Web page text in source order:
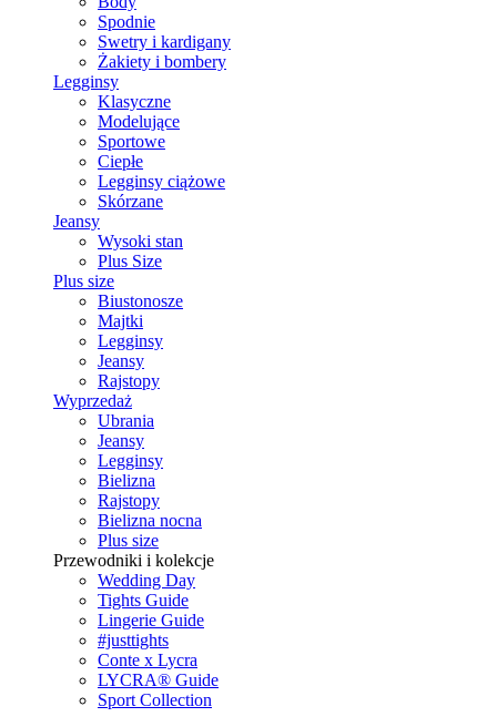
Spodnie
Swetry i kardigany
Żakiety i bombery
Legginsy
Klasyczne
Modelujące
Sportowe
Ciepłe
Legginsy ciążowe
Skórzane
Jeansy
Wysoki stan
Plus Size
Plus size
Biustonosze
Majtki
Legginsy
Jeansy
Rajstopy
Wyprzedaż
Ubrania
Jeansy
Legginsy
Bielizna
Rajstopy
Bielizna nocna
Plus size
Przewodniki i kolekcje
Wedding Day
Tights Guide
Lingerie Guide
#justtights
Conte x Lycra
LYCRA® Guide
Sport Сollection